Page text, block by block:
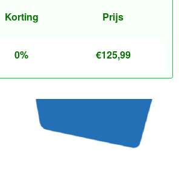
Korting Prijs
0% €125,99